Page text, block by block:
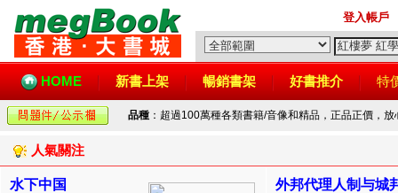
登入帳戶
HOME 新書上架 暢銷書架 好書推介 特
品種 ：超過100萬種各類書籍/音像和精品，正品正價，
人氣關注
水下中国 外邦代理人制与城